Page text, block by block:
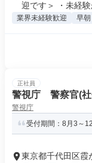
迎です＞ ・未経験
業界未経験歓迎 早朝
正社員
警視庁 警察官(社
警視庁
受付期間：8月3～
東京都千代田区霞